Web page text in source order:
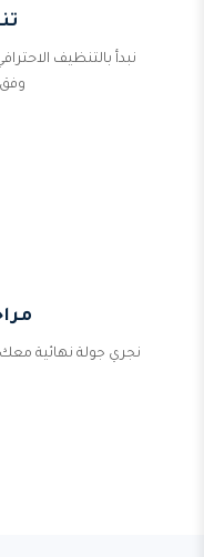
نبدأ بالتنظيف
نجري جولة نهائية